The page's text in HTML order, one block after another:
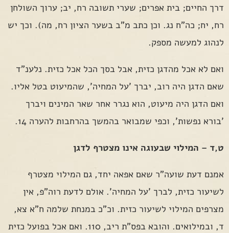
דרך החיים; בית אפרים; שערי תשובה רח, יב; ערוך השולחן
רח, יח; כה"ח נג. וכן כתב מ"ב בשער הציון רח, מה). וכך יש
לנהוג למעשה מספק.
ואם לא אכל מהדגן כזית, אבל בסך הכל אכל כזית. נלענ"ד
שאם הדגן היה רוב, יברך 'על המחיה', שהמיעוט בטל אליו.
ואם הדגן היה מיעוט, הוא נגרר אחר שאר המינים ויברך
'בורא נפשות', וכפי שמבואר בהמשך בהרחבות להערה 14.
ט,ד – המילוי שבעוגה אינו מצטרף לדגן
אמנם דעת שועה"ר שאם אפאה יחד, גם המילוי מצטרף
לשיעור כזית, לברך 'על המחיה'. אולם לדעת רוה"פ, אין
מצרפים המילוי לשיעור כזית. וכ"כ במנחת שלמה ח"א צא,
ד, ובמילואים. והובא בפס"ת ריב, 110. ואם אכל בפועל כזית